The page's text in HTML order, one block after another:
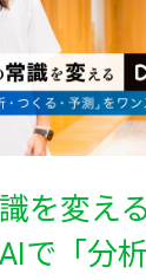
を変え
で「分析